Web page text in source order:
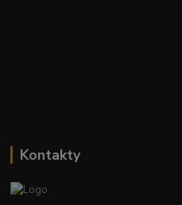
Kontakty